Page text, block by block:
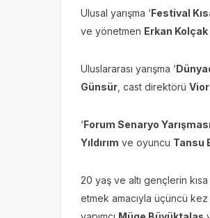
Ulusal yarışma ‘Festival
ve yönetmen Erkan Kolçak
Uluslararası yarışma ‘
Günsür , cast direktörü
‘Forum Senaryo Yarışması
Yıldırım ve oyuncu Tansu
20 yaş ve altı gençlerin
etmek amacıyla üçüncü